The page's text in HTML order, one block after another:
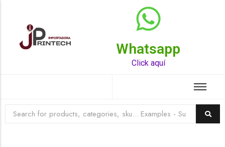
Whatsapp
Click aquí
Top Rated Product